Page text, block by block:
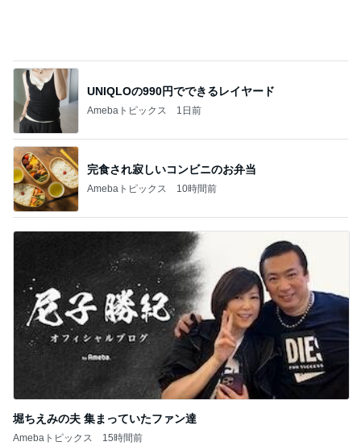
完食され寂しいコンビニのお弁当
Amebaトピックス 10時間前
堀ちえみの夫 集まっていたファン達
Amebaトピックス 15時間前
記事を読む